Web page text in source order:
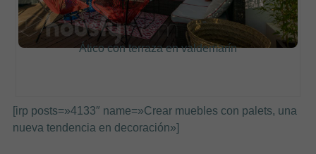
Ático con terraza en valdemarín
[irp posts=»4133″ name=»Crear muebles con palets, una
nueva tendencia en decoración»]